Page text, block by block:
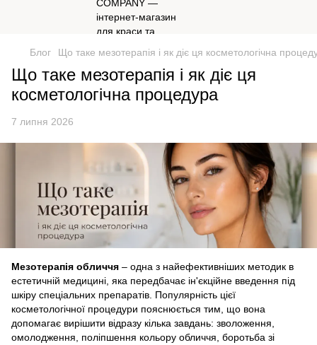
Блог Що таке мезотерапія і як діє ця косметологічна
Що таке мезотерапія і як діє ця
косметологічна процедура
7 липня 2026
Мезотерапія обличчя – одна з найефективніших методик в
естетичній медицині, яка передбачає ін'єкційне введення під
шкіру спеціальних препаратів. Популярність цієї
косметологічної процедури пояснюється тим, що вона
допомагає вирішити відразу кілька завдань: зволоження,
омолодження, поліпшення кольору обличчя, боротьба зі